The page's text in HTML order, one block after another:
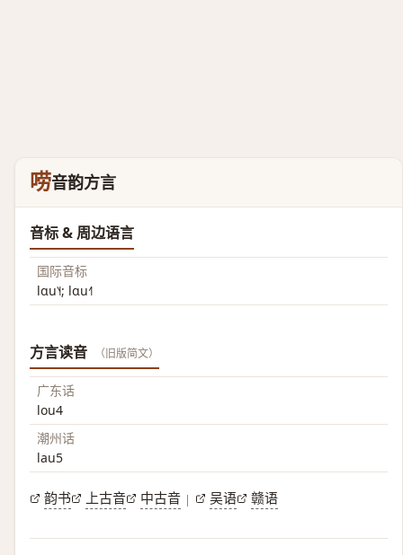
唠音韵方言
音标 & 周边语言
国际音标
lɑu˥˧; lɑu˧˥
方言读音 （旧版简文）
广东话
lou4
潮州话
lau5
韵书 上古音 中古音 | 吴语 赣语